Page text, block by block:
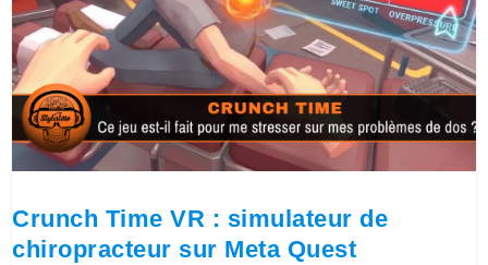
Crunch Time VR : simulateur de
chiropracteur sur Meta Quest